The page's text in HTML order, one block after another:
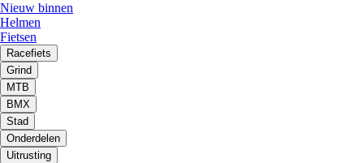
Nieuw binnen
Helmen
Fietsen
Racefiets
Grind
MTB
BMX
Stad
Onderdelen
Uitrusting